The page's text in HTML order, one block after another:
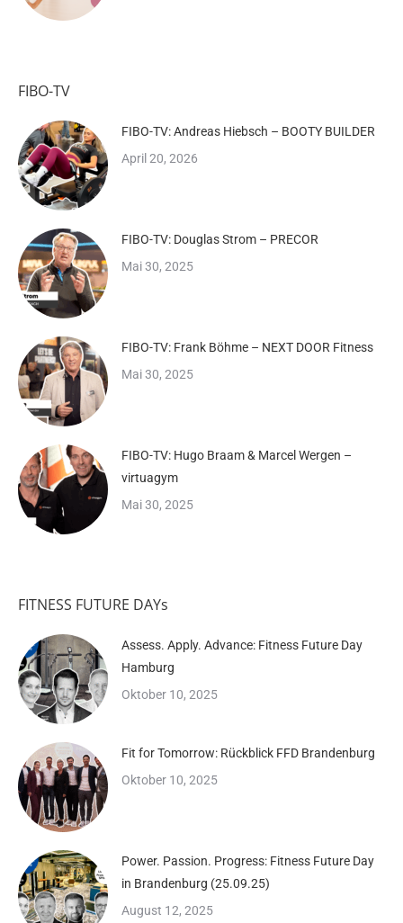
FIBO-TV
FIBO-TV: Andreas Hiebsch – BOOTY BUILDER
April 20, 2026
FIBO-TV: Douglas Strom – PRECOR
Mai 30, 2025
FIBO-TV: Frank Böhme – NEXT DOOR Fitness
Mai 30, 2025
FIBO-TV: Hugo Braam & Marcel Wergen –
virtuagym
Mai 30, 2025
FITNESS FUTURE DAYs
Assess. Apply. Advance: Fitness Future Day
Hamburg
Oktober 10, 2025
Fit for Tomorrow: Rückblick FFD Brandenburg
Oktober 10, 2025
Power. Passion. Progress: Fitness Future Day
in Brandenburg (25.09.25)
August 12, 2025